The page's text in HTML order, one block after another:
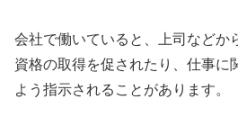
会社で働いていると、上司などか
資格の取得を促されたり、仕事に
よう指示されることがあります。